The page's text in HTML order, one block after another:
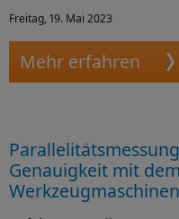
Freitag, 19. Mai 2023
Mehr erfahren
Genauigkeit mit